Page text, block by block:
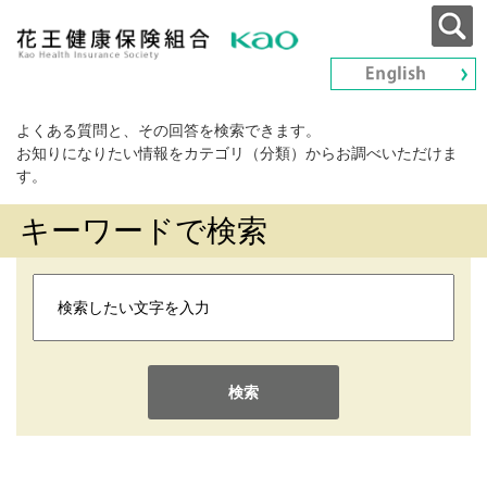
よくある質問と、その回答を検索できます。
お知りになりたい情報をカテゴリ（分類）からお調べいただけま
す。
キーワードで検索
検索